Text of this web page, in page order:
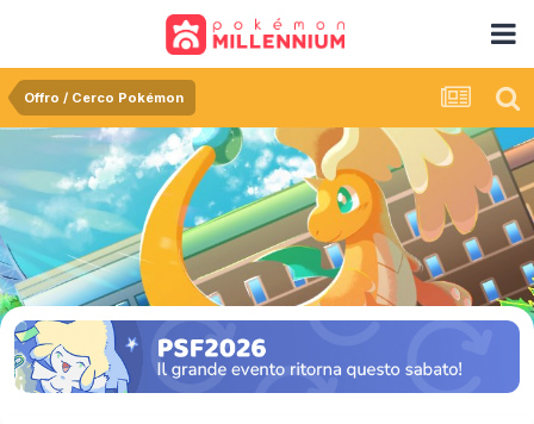
Offro / Cerco Pokémon